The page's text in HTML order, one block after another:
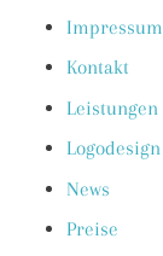
Impressum
Kontakt
Leistungen
Logodesign
News
Preise